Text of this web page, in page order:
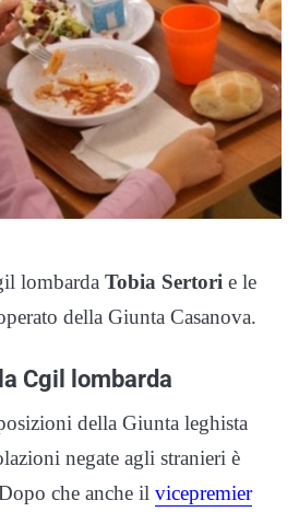
lombarda Tobia Sertori e le
della Giunta Casanova.
Cgil lombarda
della Giunta leghista
negate agli stranieri è
che anche il vicepremier